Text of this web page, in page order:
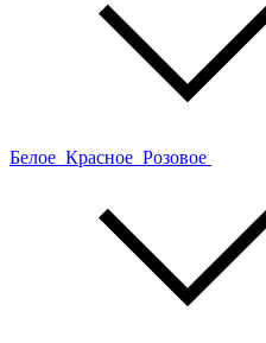
Белое Красное Розовое